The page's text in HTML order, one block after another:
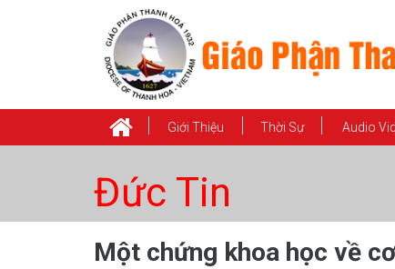
Giới Thiệu Thời Sự Audio
Đức Tin
Một chứng khoa học về